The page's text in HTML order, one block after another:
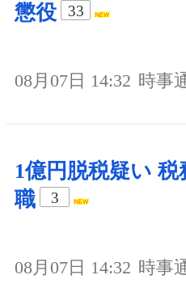
懲役
33
08月07日 14:32 時事
1億円脱税疑い
職
3
08月07日 14:32 時事